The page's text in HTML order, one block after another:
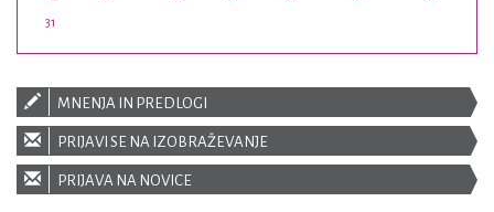
31
MNENJA IN PREDLOGI
PRIJAVI SE NA IZOBRAŽEVANJE
PRIJAVA NA NOVICE